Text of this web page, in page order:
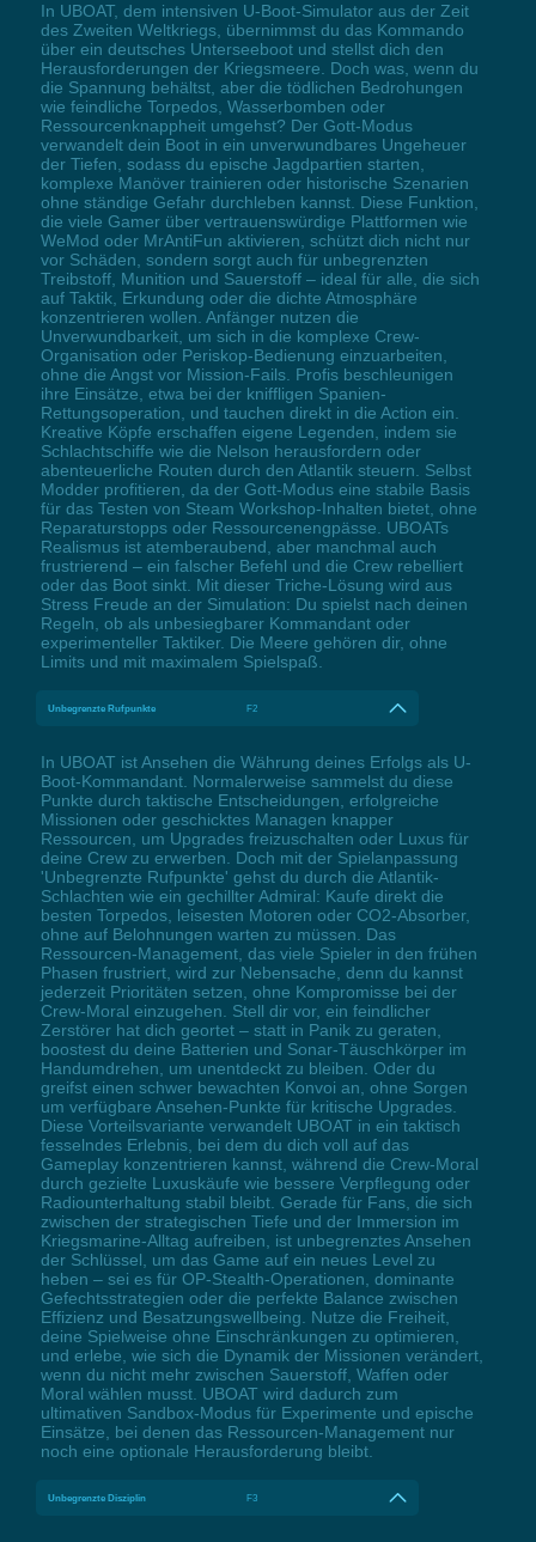
In UBOAT, dem intensiven U-Boot-Simulator aus der Zeit
des Zweiten Weltkriegs, übernimmst du das Kommando
über ein deutsches Unterseeboot und stellst dich den
Herausforderungen der Kriegsmeere. Doch was, wenn du
die Spannung behältst, aber die tödlichen Bedrohungen
wie feindliche Torpedos, Wasserbomben oder
Ressourcenknappheit umgehst? Der Gott-Modus
verwandelt dein Boot in ein unverwundbares Ungeheuer
der Tiefen, sodass du epische Jagdpartien starten,
komplexe Manöver trainieren oder historische Szenarien
ohne ständige Gefahr durchleben kannst. Diese Funktion,
die viele Gamer über vertrauenswürdige Plattformen wie
WeMod oder MrAntiFun aktivieren, schützt dich nicht nur
vor Schäden, sondern sorgt auch für unbegrenzten
Treibstoff, Munition und Sauerstoff – ideal für alle, die sich
auf Taktik, Erkundung oder die dichte Atmosphäre
konzentrieren wollen. Anfänger nutzen die
Unverwundbarkeit, um sich in die komplexe Crew-
Organisation oder Periskop-Bedienung einzuarbeiten,
ohne die Angst vor Mission-Fails. Profis beschleunigen
ihre Einsätze, etwa bei der kniffligen Spanien-
Rettungsoperation, und tauchen direkt in die Action ein.
Kreative Köpfe erschaffen eigene Legenden, indem sie
Schlachtschiffe wie die Nelson herausfordern oder
abenteuerliche Routen durch den Atlantik steuern. Selbst
Modder profitieren, da der Gott-Modus eine stabile Basis
für das Testen von Steam Workshop-Inhalten bietet, ohne
Reparaturstopps oder Ressourcenengpässe. UBOATs
Realismus ist atemberaubend, aber manchmal auch
frustrierend – ein falscher Befehl und die Crew rebelliert
oder das Boot sinkt. Mit dieser Triche-Lösung wird aus
Stress Freude an der Simulation: Du spielst nach deinen
Regeln, ob als unbesiegbarer Kommandant oder
experimenteller Taktiker. Die Meere gehören dir, ohne
Limits und mit maximalem Spielspaß.
Unbegrenzte Rufpunkte F2
In UBOAT ist Ansehen die Währung deines Erfolgs als U-
Boot-Kommandant. Normalerweise sammelst du diese
Punkte durch taktische Entscheidungen, erfolgreiche
Missionen oder geschicktes Managen knapper
Ressourcen, um Upgrades freizuschalten oder Luxus für
deine Crew zu erwerben. Doch mit der Spielanpassung
'Unbegrenzte Rufpunkte' gehst du durch die Atlantik-
Schlachten wie ein gechillter Admiral: Kaufe direkt die
besten Torpedos, leisesten Motoren oder CO2-Absorber,
ohne auf Belohnungen warten zu müssen. Das
Ressourcen-Management, das viele Spieler in den frühen
Phasen frustriert, wird zur Nebensache, denn du kannst
jederzeit Prioritäten setzen, ohne Kompromisse bei der
Crew-Moral einzugehen. Stell dir vor, ein feindlicher
Zerstörer hat dich geortet – statt in Panik zu geraten,
boostest du deine Batterien und Sonar-Täuschkörper im
Handumdrehen, um unentdeckt zu bleiben. Oder du
greifst einen schwer bewachten Konvoi an, ohne Sorgen
um verfügbare Ansehen-Punkte für kritische Upgrades.
Diese Vorteilsvariante verwandelt UBOAT in ein taktisch
fesselndes Erlebnis, bei dem du dich voll auf das
Gameplay konzentrieren kannst, während die Crew-Moral
durch gezielte Luxuskäufe wie bessere Verpflegung oder
Radiounterhaltung stabil bleibt. Gerade für Fans, die sich
zwischen der strategischen Tiefe und der Immersion im
Kriegsmarine-Alltag aufreiben, ist unbegrenztes Ansehen
der Schlüssel, um das Game auf ein neues Level zu
heben – sei es für OP-Stealth-Operationen, dominante
Gefechtsstrategien oder die perfekte Balance zwischen
Effizienz und Besatzungswellbeing. Nutze die Freiheit,
deine Spielweise ohne Einschränkungen zu optimieren,
und erlebe, wie sich die Dynamik der Missionen verändert,
wenn du nicht mehr zwischen Sauerstoff, Waffen oder
Moral wählen musst. UBOAT wird dadurch zum
ultimativen Sandbox-Modus für Experimente und epische
Einsätze, bei denen das Ressourcen-Management nur
noch eine optionale Herausforderung bleibt.
Unbegrenzte Disziplin F3